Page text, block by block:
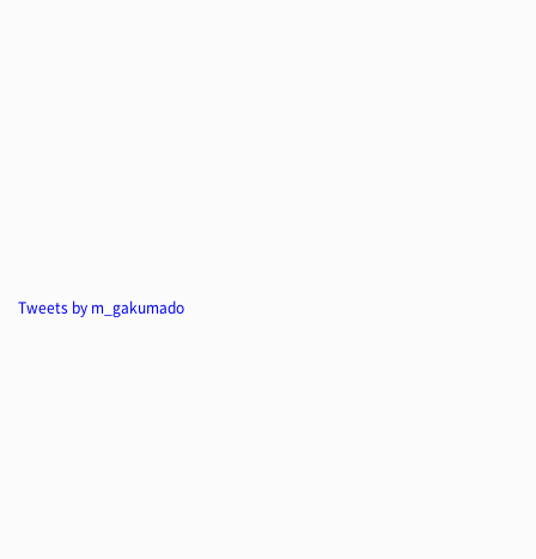
Tweets by m_gakumado